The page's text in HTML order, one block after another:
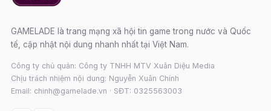
GAMELADE là trang mạng xã hội tin game trong nước và Quốc
tế, cập nhật nội dung nhanh nhất tại Việt Nam.
Công ty chủ quản: Công ty TNHH MTV Xuân Diệu Media
Chịu trách nhiệm nội dung: Nguyễn Xuân Chính
Email: chinh@gamelade.vn · SĐT: 0325563003